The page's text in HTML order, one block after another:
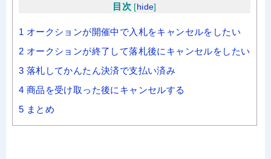
目次 [hide]
1 オークションが開催中で入札をキャンセルをしたい
2 オークションが終了して落札後にキャンセルをしたい
3 落札してかんたん決済で支払い済み
4 商品を受け取った後にキャンセルする
5 まとめ